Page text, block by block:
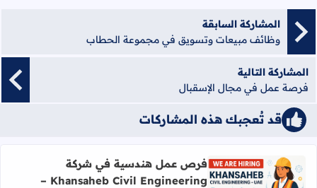
المشاركة السابقة
وظائف مبيعات وتسويق في مجموعة الحطاب
المشاركة التالية
فرصة عمل في مجال الإسقبال
قد تُعجبك هذه المشاركات
فرص عمل هندسية في شركة
Khansaheb Civil Engineering –